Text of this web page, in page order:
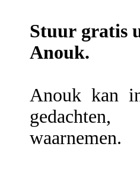
Stuur gratis
Anouk.
Anouk kan
gedachten,
waarnemen.